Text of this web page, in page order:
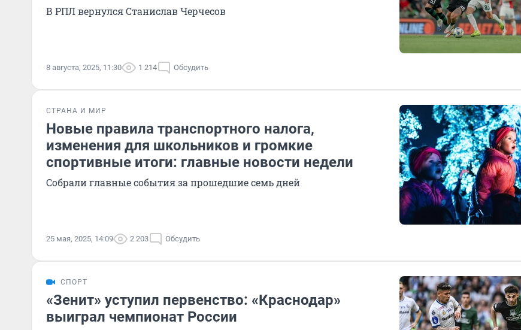
В РПЛ вернулся Станислав Черчесов
8 августа, 2025, 11:30 1 214 Обсудить
СТРАНА И МИР
Новые правила транспортного налога,
изменения для школьников и громкие
спортивные итоги: главные новости недели
Собрали главные события за прошедшие семь дней
25 мая, 2025, 14:09 2 203 Обсудить
СПОРТ
«Зенит» уступил первенство: «Краснодар»
выиграл чемпионат России